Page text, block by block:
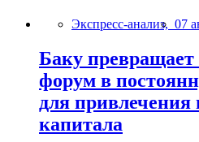
Экспресс-анализ, 07
Баку
форум в
для привлечения
капитала